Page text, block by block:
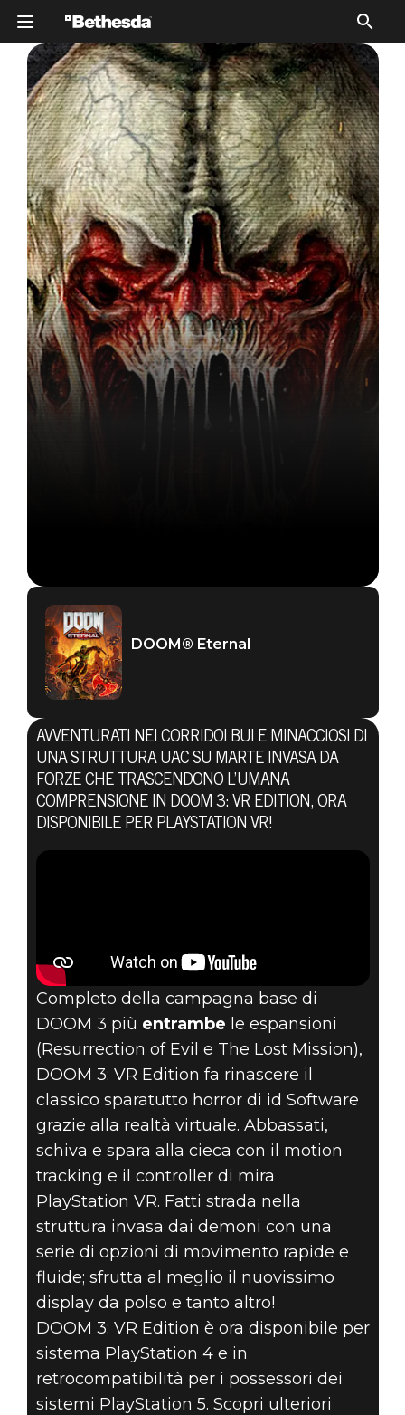
DOOM® Eternal
29 marzo 2021
AFFRONTA
INFERNALE IN
DOOM 3: VR
EDITION – ORA
DISPONIBILE
DOOM® Eternal
AVVENTURATI NEI CORRIDOI BUI E MINACCIOSI DI
UNA STRUTTURA UAC SU MARTE INVASA DA
FORZE CHE TRASCENDONO L’UMANA
COMPRENSIONE IN DOOM 3: VR EDITION, ORA
DISPONIBILE PER PLAYSTATION VR!
Completo della campagna base di
DOOM 3 più entrambe le espansioni
(Resurrection of Evil e The Lost Mission),
DOOM 3: VR Edition fa rinascere il
classico sparatutto horror di id Software
grazie alla realtà virtuale. Abbassati,
schiva e spara alla cieca con il motion
tracking e il controller di mira
PlayStation VR. Fatti strada nella
struttura invasa dai demoni con una
serie di opzioni di movimento rapide e
fluide; sfrutta al meglio il nuovissimo
display da polso e tanto altro!
DOOM 3: VR Edition è ora disponibile per
sistema PlayStation 4 e in
retrocompatibilità per i possessori dei
sistemi PlayStation 5. Scopri ulteriori